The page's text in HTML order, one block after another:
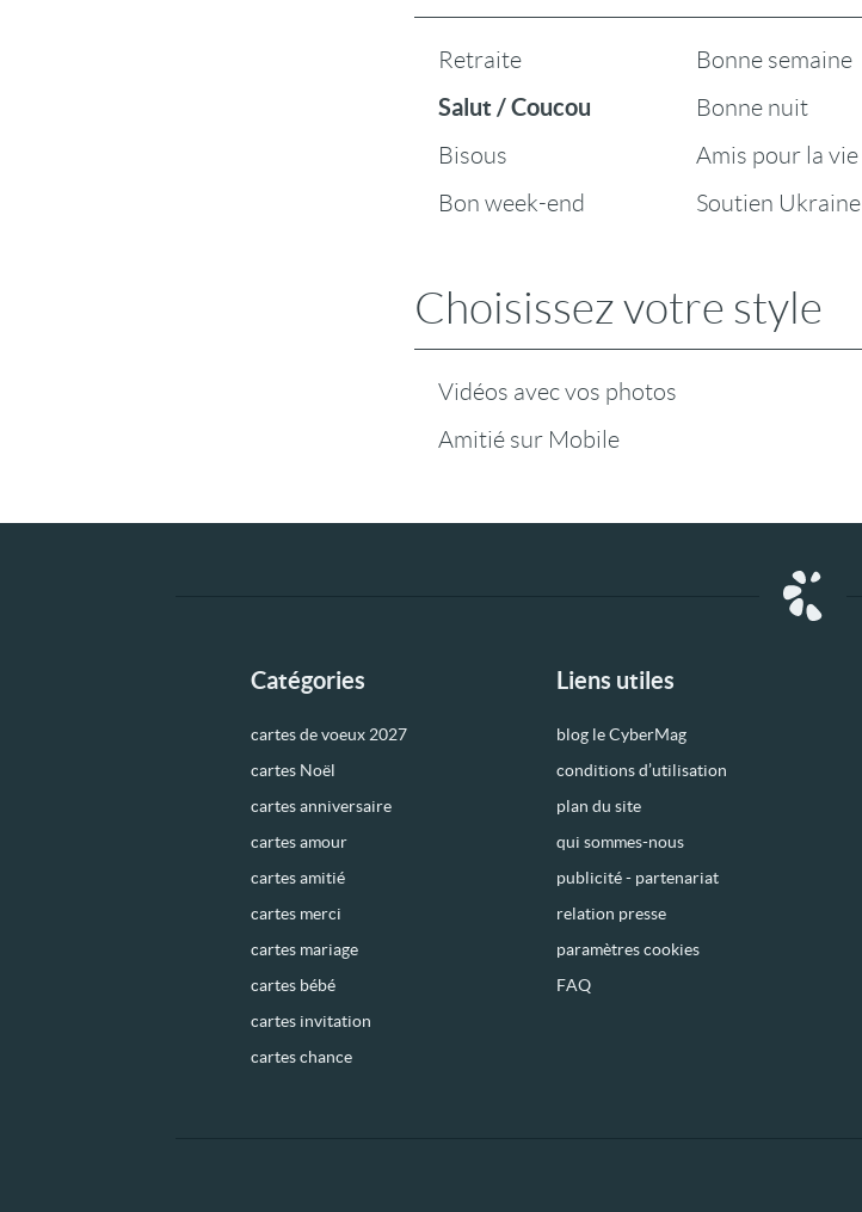
Retraite
Salut / Coucou
Bisous
Bon week-end
Bonne semaine
Bonne nuit
Amis pour la vie
Soutien Ukraine
Choisissez votre style
Vidéos avec vos photos
Amitié sur Mobile
Catégories
cartes de voeux 2027
cartes Noël
cartes anniversaire
cartes amour
cartes amitié
cartes merci
cartes mariage
cartes bébé
cartes invitation
cartes chance
Liens utiles
blog le CyberMag
conditions d’utilisation
plan du site
qui sommes-nous
publicité - partenariat
relation presse
paramètres cookies
FAQ